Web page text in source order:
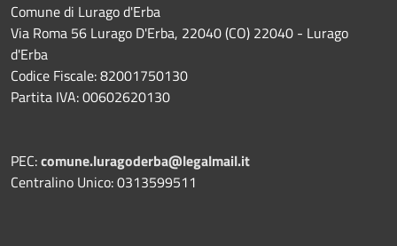
Comune di Lurago d'Erba
Via Roma 56 Lurago D'Erba, 22040 (CO) 22040 - Lurago
d'Erba
Codice Fiscale: 82001750130
Partita IVA: 00602620130
PEC:comune.luragoderba@legalmail.it
Centralino Unico: 0313599511